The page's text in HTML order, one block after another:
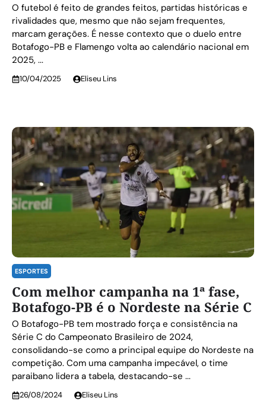
O futebol é feito de grandes feitos, partidas históricas e
rivalidades que, mesmo que não sejam frequentes,
marcam gerações. É nesse contexto que o duelo entre
Botafogo-PB e Flamengo volta ao calendário nacional em
2025, ...
10/04/2025 Eliseu Lins
ESPORTES
Com melhor campanha na 1ª fase,
Botafogo-PB é o Nordeste na Série C
O Botafogo-PB tem mostrado força e consistência na
Série C do Campeonato Brasileiro de 2024,
consolidando-se como a principal equipe do Nordeste na
competição. Com uma campanha impecável, o time
paraibano lidera a tabela, destacando-se ...
26/08/2024 Eliseu Lins